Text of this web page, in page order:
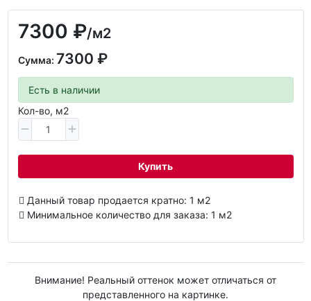
7300 ₽/м2
Сумма: 7300 ₽
Есть в наличии
Кол-во, м2
Купить
Данный товар продается кратно: 1 м2
Минимальное количество для заказа: 1 м2
Внимание! Реальный оттенок может отличаться от
представленного на картинке.